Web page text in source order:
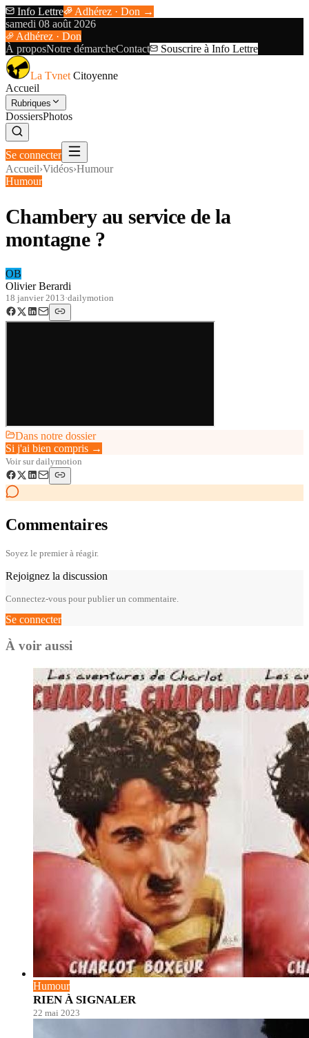
Info Lettre
Adhérez · Don →
samedi 08 août 2026
Adhérez · Don
À proposNotre démarcheContact Souscrire à Info Lettre
La Tvnet Citoyenne
Accueil
Rubriques
DossiersPhotos
Se connecter
Accueil›Vidéos›Humour
Humour
Chambery au service de la
montagne ?
OB
Olivier Berardi
18 janvier 2013·dailymotion
Dans notre dossier
Si j'ai bien compris →
Voir surdailymotion
Commentaires
Soyez le premier à réagir.
Rejoignez la discussion
Connectez-vous pour publier un commentaire.
Se connecter
À voir aussi
Humour
RIEN À SIGNALER
22 mai 2023